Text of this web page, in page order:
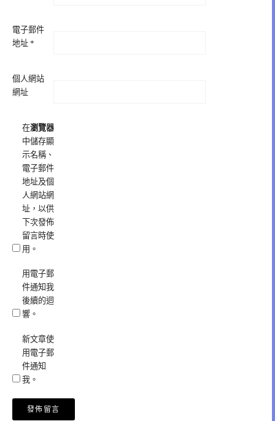
電子郵件
地址 *
個人網站
網址
在瀏覽器
中儲存顯
示名稱、
電子郵件
地址及個
人網站網
址，以供
下次發佈
留言時使
用。
用電子郵
件通知我
後續的迴
響。
新文章使
用電子郵
件通知
我。